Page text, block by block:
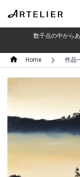
数千点の中から
Home 作品